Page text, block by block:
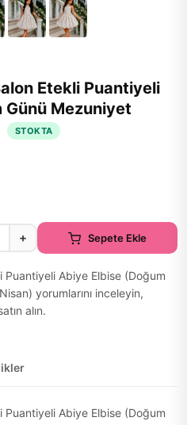
Etekli Puantiyeli
Mezuniyet
STOKTA
+ Sepete Ekle
Puantiyeli Abiye Elbise (Doğum
yorumlarını inceleyin,
alın.
Puantiyeli Abiye Elbise (Doğum